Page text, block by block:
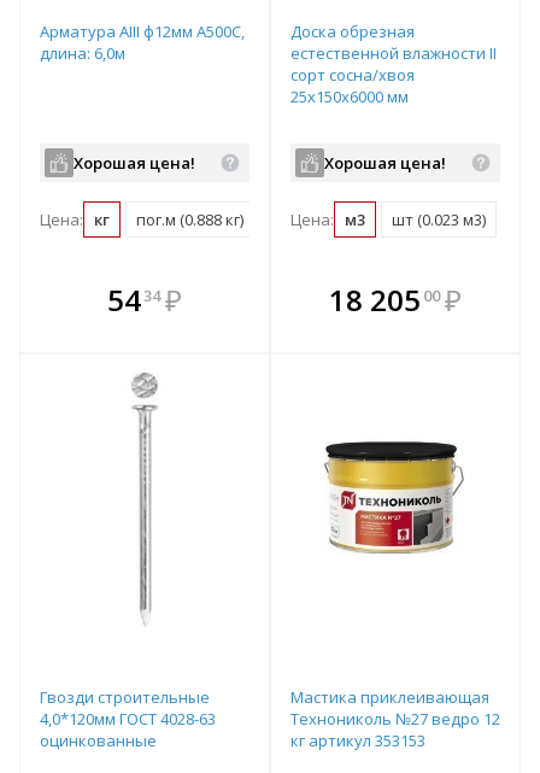
Арматура АIII ф12мм А500С,
длина: 6,0м
Хорошая цена!
Цена: кг пог.м (0.888 кг) т (1000 кг)
5434 ₽
В комплекте
всегда выгоднее!
Доска обрезная
естественной влажности II
сорт сосна/хвоя
25х150х6000 мм
Хорошая цена!
Цена: м3 шт (0.023 м3)
В комплекте
всегда выгоднее!
18 205 00 ₽
Гвозди строительные
4,0*120мм ГОСТ 4028-63
оцинкованные
Мастика приклеивающая
Технониколь №27 ведро 12
кг артикул 353153